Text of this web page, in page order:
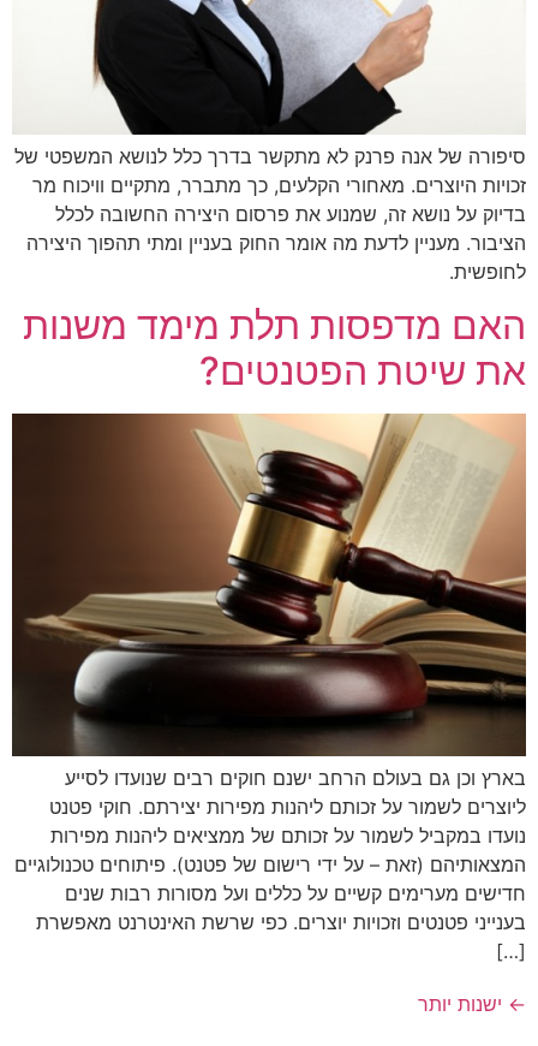
סיפורה של אנה פרנק לא מתקשר בדרך כלל לנושא המשפטי של
זכויות היוצרים. מאחורי הקלעים, כך מתברר, מתקיים וויכוח מר
בדיוק על נושא זה, שמנוע את פרסום היצירה החשובה לכלל
הציבור. מעניין לדעת מה אומר החוק בעניין ומתי תהפוך היצירה
לחופשית.
האם מדפסות תלת מימד משנות
את שיטת הפטנטים?
בארץ וכן גם בעולם הרחב ישנם חוקים רבים שנועדו לסייע
ליוצרים לשמור על זכותם ליהנות מפירות יצירתם. חוקי פטנט
נועדו במקביל לשמור על זכותם של ממציאים ליהנות מפירות
המצאותיהם (זאת – על ידי רישום של פטנט). פיתוחים טכנולוגיים
חדישים מערימים קשיים על כללים ועל מסורות רבות שנים
בענייני פטנטים וזכויות יוצרים. כפי שרשת האינטרנט מאפשרת
[…]
← ישנות יותר